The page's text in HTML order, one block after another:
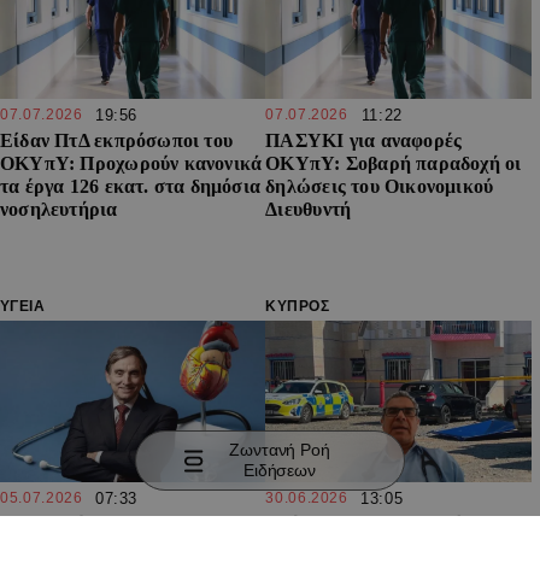
07.07.2026 19:56
Είδαν ΠτΔ εκπρόσωποι του
ΟΚΥπΥ: Προχωρούν κανονικά
τα έργα 126 εκατ. στα δημόσια
νοσηλευτήρια
07.07.2026 11:22
ΠΑΣΥΚΙ για αναφορές
ΟΚΥπΥ: Σοβαρή παραδοχή οι
δηλώσεις του Οικονομικού
Διευθυντή
ΥΓΕΙΑ
05.07.2026 07:33
ΚΥΠΡΟΣ
30.06.2026 13:05
Ζωντανή Ροή
Ειδήσεων